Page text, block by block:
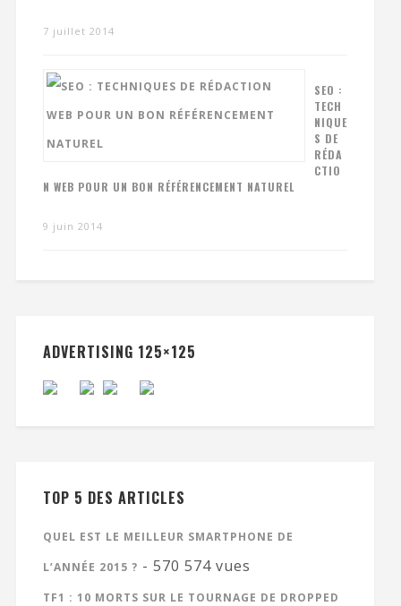
7 juillet 2014
SEO :
TECH
NIQUE
S DE
RÉDA
CTIO
N WEB POUR UN BON RÉFÉRENCEMENT NATUREL
9 juin 2014
ADVERTISING 125×125
TOP 5 DES ARTICLES
QUEL EST LE MEILLEUR SMARTPHONE DE
L’ANNÉE 2015 ? - 570 574 vues
TF1 : 10 MORTS SUR LE TOURNAGE DE DROPPED